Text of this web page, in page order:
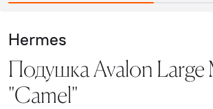
Hermes
Подушка Avalon Large
"Camel"